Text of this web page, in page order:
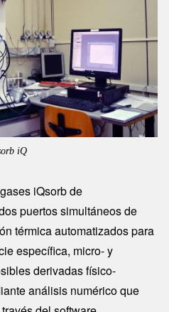
iQ
iQsorb de
puertos simultáneos de
térmica automatizados para
específica, micro- y
derivadas físico-
análisis numérico que